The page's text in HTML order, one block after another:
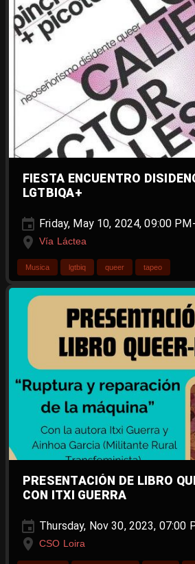
FIESTA ENCUENTRO
LGTBIQA+
Friday, May 10, 2024, 09:00
Vía Láctea
Musica lgtbiq queer tapeo
PRESENTACIÓN DE LIBRO
CON ITXI GUERRA
Thursday, Nov 30, 2023, 07:00
CSO Loira